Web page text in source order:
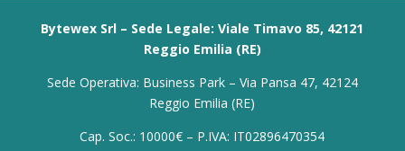
Bytewex Srl – Sede Legale: Viale Timavo 85, 42121
Reggio Emilia (RE)
Sede Operativa: Business Park – Via Pansa 47, 42124
Reggio Emilia (RE)
Cap. Soc.: 10000€ – P.IVA: IT02896470354